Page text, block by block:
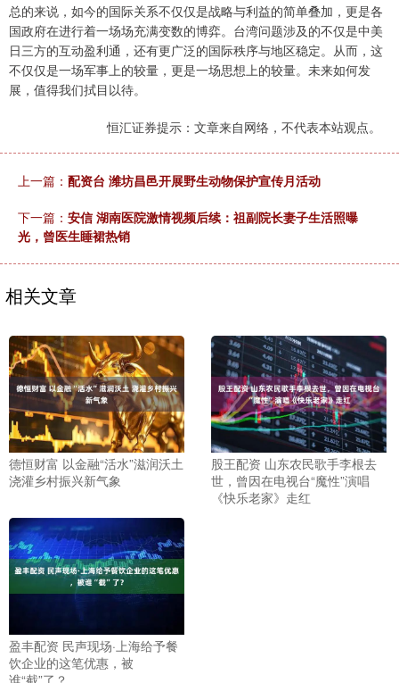
总的来说，如今的国际关系不仅仅是战略与利益的简单叠加，更是各
国政府在进行着一场场充满变数的博弈。台湾问题涉及的不仅是中美
日三方的互动盈利通，还有更广泛的国际秩序与地区稳定。从而，这
不仅仅是一场军事上的较量，更是一场思想上的较量。未来如何发
展，值得我们拭目以待。
恒汇证券提示：文章来自网络，不代表本站观点。
上一篇： 配资台 潍坊昌邑开展野生动物保护宣传月活动
下一篇： 安信 湖南医院激情视频后续：祖副院长妻子生活照曝
光，曾医生睡裙热销
相关文章
德恒财富 以金融“活水”滋润沃土
浇灌乡村振兴新气象
股王配资 山东农民歌手李根去
世，曾因在电视台“魔性”演唱
《快乐老家》走红
盈丰配资 民声现场·上海给予餐
饮企业的这笔优惠，被